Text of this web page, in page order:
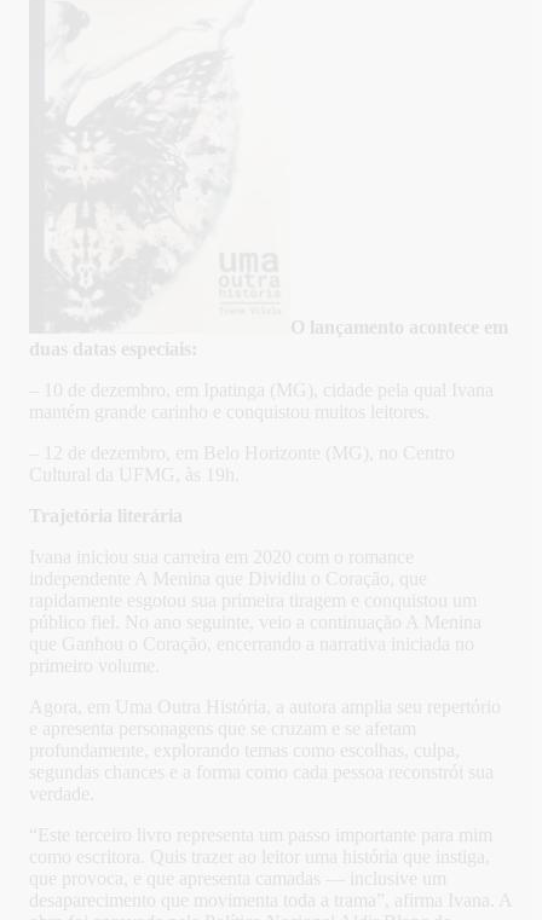
O lançamento acontece em
duas datas especiais:
– 10 de dezembro, em Ipatinga (MG), cidade pela qual Ivana
mantém grande carinho e conquistou muitos leitores.
– 12 de dezembro, em Belo Horizonte (MG), no Centro
Cultural da UFMG, às 19h.
Trajetória literária
Ivana iniciou sua carreira em 2020 com o romance
independente A Menina que Dividiu o Coração, que
rapidamente esgotou sua primeira tiragem e conquistou um
público fiel. No ano seguinte, veio a continuação A Menina
que Ganhou o Coração, encerrando a narrativa iniciada no
primeiro volume.
Agora, em Uma Outra História, a autora amplia seu repertório
e apresenta personagens que se cruzam e se afetam
profundamente, explorando temas como escolhas, culpa,
segundas chances e a forma como cada pessoa reconstrói sua
verdade.
“Este terceiro livro representa um passo importante para mim
como escritora. Quis trazer ao leitor uma história que instiga,
que provoca, e que apresenta camadas — inclusive um
desaparecimento que movimenta toda a trama”, afirma Ivana. A